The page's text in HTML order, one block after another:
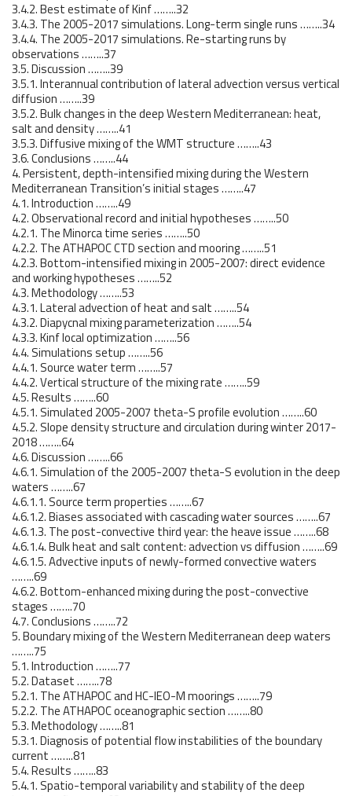
3.4.2. Best estimate of Kinf ……..32
3.4.3. The 2005-2017 simulations. Long-term single runs ……..34
3.4.4. The 2005-2017 simulations. Re-starting runs by
observations ……..37
3.5. Discussion ……..39
3.5.1. Interannual contribution of lateral advection versus vertical
diffusion ……..39
3.5.2. Bulk changes in the deep Western Mediterranean: heat,
salt and density ……..41
3.5.3. Diffusive mixing of the WMT structure ……..43
3.6. Conclusions ……..44
4. Persistent, depth-intensified mixing during the Western
Mediterranean Transition’s initial stages ……..47
4.1. Introduction ……..49
4.2. Observational record and initial hypotheses ……..50
4.2.1. The Minorca time series ……..50
4.2.2. The ATHAPOC CTD section and mooring ……..51
4.2.3. Bottom-intensified mixing in 2005-2007: direct evidence
and working hypotheses ……..52
4.3. Methodology ……..53
4.3.1. Lateral advection of heat and salt ……..54
4.3.2. Diapycnal mixing parameterization ……..54
4.3.3. Kinf local optimization ……..56
4.4. Simulations setup ……..56
4.4.1. Source water term ……..57
4.4.2. Vertical structure of the mixing rate ……..59
4.5. Results ……..60
4.5.1. Simulated 2005-2007 theta-S profile evolution ……..60
4.5.2. Slope density structure and circulation during winter 2017-
2018 ……..64
4.6. Discussion ……..66
4.6.1. Simulation of the 2005-2007 theta-S evolution in the deep
waters ……..67
4.6.1.1. Source term properties ……..67
4.6.1.2. Biases associated with cascading water sources ……..67
4.6.1.3. The post-convective third year: the heave issue ……..68
4.6.1.4. Bulk heat and salt content: advection vs diffusion ……..69
4.6.1.5. Advective inputs of newly-formed convective waters
……..69
4.6.2. Bottom-enhanced mixing during the post-convective
stages ……..70
4.7. Conclusions ……..72
5. Boundary mixing of the Western Mediterranean deep waters
……..75
5.1. Introduction ……..77
5.2. Dataset ……..78
5.2.1. The ATHAPOC and HC-IEO-M moorings ……..79
5.2.2. The ATHAPOC oceanographic section ……..80
5.3. Methodology ……..81
5.3.1. Diagnosis of potential flow instabilities of the boundary
current ……..81
5.4. Results ……..83
5.4.1. Spatio-temporal variability and stability of the deep